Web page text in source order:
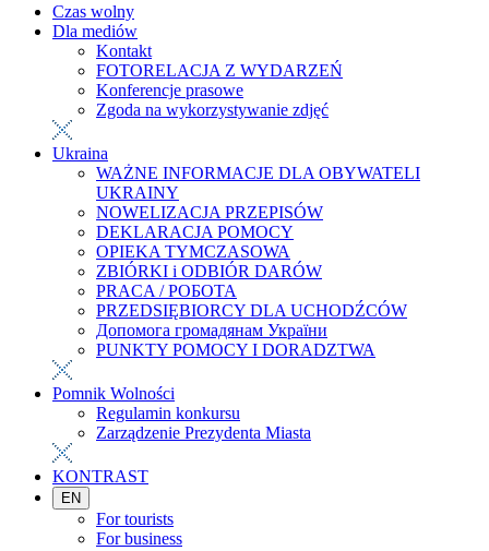
Czas wolny
Dla mediów
Kontakt
FOTORELACJA Z WYDARZEŃ
Konferencje prasowe
Zgoda na wykorzystywanie zdjęć
Ukraina
WAŻNE INFORMACJE DLA OBYWATELI
UKRAINY
NOWELIZACJA PRZEPISÓW
DEKLARACJA POMOCY
OPIEKA TYMCZASOWA
ZBIÓRKI i ODBIÓR DARÓW
PRACA / РОБОТА
PRZEDSIĘBIORCY DLA UCHODŹCÓW
Допомога громадянам України
PUNKTY POMOCY I DORADZTWA
Pomnik Wolności
Regulamin konkursu
Zarządzenie Prezydenta Miasta
KONTRAST
EN
For tourists
For business